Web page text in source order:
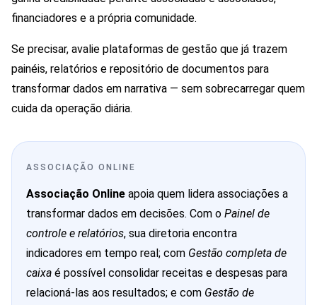
financiadores e a própria comunidade.
Se precisar, avalie plataformas de gestão que já trazem
painéis, relatórios e repositório de documentos para
transformar dados em narrativa — sem sobrecarregar quem
cuida da operação diária.
ASSOCIAÇÃO ONLINE
Associação Online apoia quem lidera associações a
transformar dados em decisões. Com o Painel de
controle e relatórios, sua diretoria encontra
indicadores em tempo real; com Gestão completa de
caixa é possível consolidar receitas e despesas para
relacioná-las aos resultados; e com Gestão de